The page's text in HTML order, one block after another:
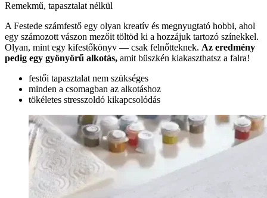
Remekmű, tapasztalat nélkül
A Festede számfestő egy olyan kreatív és megnyugtató hobbi, ahol
egy számozott vászon mezőit töltöd ki a hozzájuk tartozó színekkel.
Olyan, mint egy kifestőkönyv — csak felnőtteknek. Az eredmény
pedig egy gyönyörű alkotás, amit büszkén kiakaszthatsz a falra!
festői tapasztalat nem szükséges
minden a csomagban az alkotáshoz
tökéletes stresszoldó kikapcsolódás